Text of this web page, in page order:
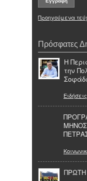
Προηγούμενα
Πρόσφατες
Η
την
Ειδήσεις
ΠΡΩΤΗ